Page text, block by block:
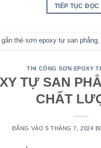
TIẾP TỤC ĐỌC
thẻ sơn epoxy tự san phẳng,
THI CÔNG SƠN EPOXY
TỰ SAN
CHẤT
ĐĂNG VÀO 5 THÁNG 7, 2024